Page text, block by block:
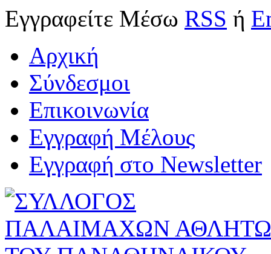
Εγγραφείτε Μέσω RSS ή
Αρχική
Σύνδεσμοι
Επικοινωνία
Εγγραφή Μέλους
Εγγραφή στο Newsletter